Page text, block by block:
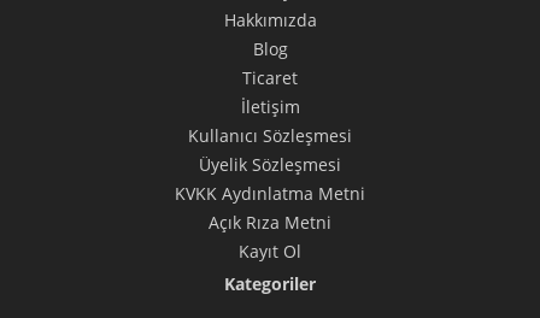
Hakkımızda
Blog
Ticaret
İletişim
Kullanıcı Sözleşmesi
Üyelik Sözleşmesi
KVKK Aydınlatma Metni
Açık Rıza Metni
Kayıt Ol
Kategoriler